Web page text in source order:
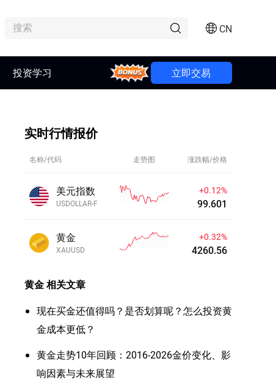
CN
投资学习 Bonus 立即交易
实时行情报价
名称/代码 走势图 涨跌幅/价格
美元指数
USDOLLAR-F
+0.13%
99.613
黄金
XAUUSD
+0.32%
4260.54
黄金相关文章
现在买金还值得吗？是否划算呢？怎么投资黄
金成本更低？
黄金走势10年回顾：2016-2026金价变化、影
响因素与未来展望